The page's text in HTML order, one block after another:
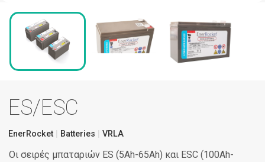
ES/ESC
EnerRocket Batteries VRLA
Οι σειρές μπαταριών ES (5Ah-65Ah) και ESC (100Ah-